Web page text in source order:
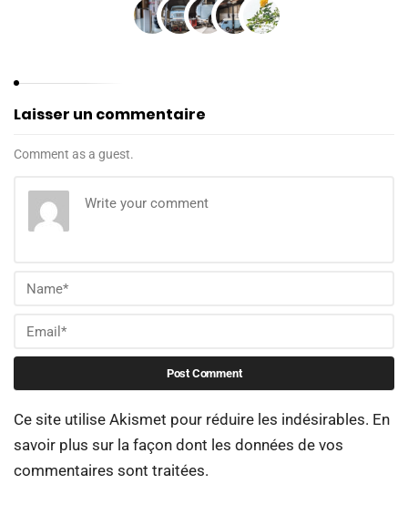
Laisser un commentaire
Comment as a guest.
Ce site utilise Akismet pour réduire les indésirables. En
savoir plus sur la façon dont les données de vos
commentaires sont traitées.